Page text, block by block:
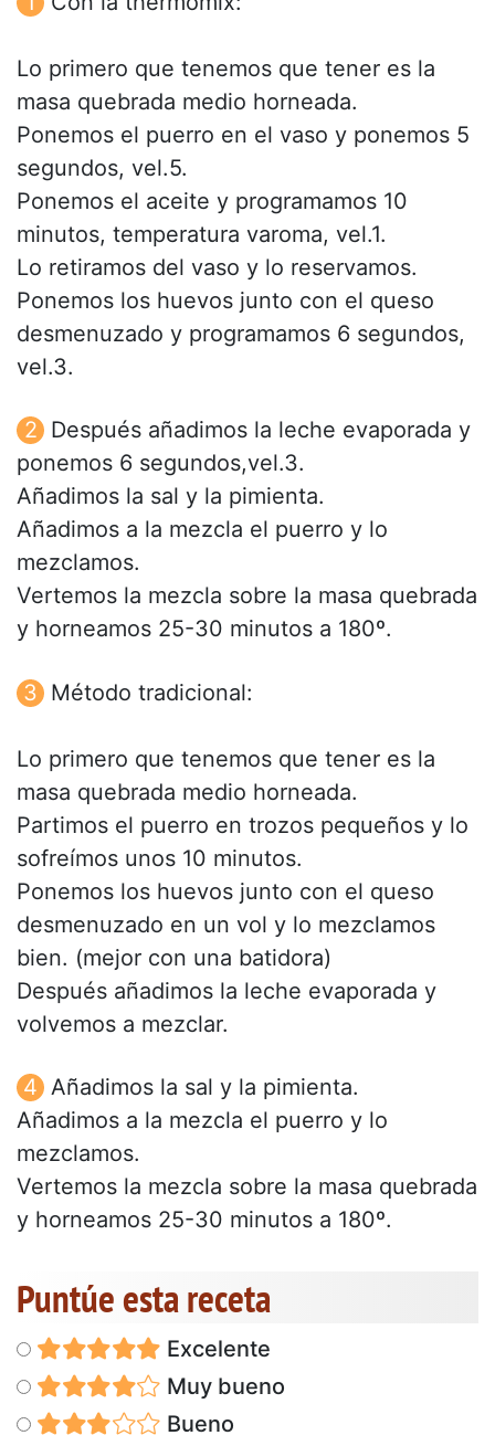
Lo primero que tenemos que tener es la
masa quebrada medio horneada.
Ponemos el puerro en el vaso y ponemos 5
segundos, vel.5.
Ponemos el aceite y programamos 10
minutos, temperatura varoma, vel.1.
Lo retiramos del vaso y lo reservamos.
Ponemos los huevos junto con el queso
desmenuzado y programamos 6 segundos,
vel.3.
Después añadimos la leche evaporada y
ponemos 6 segundos,vel.3.
Añadimos la sal y la pimienta.
Añadimos a la mezcla el puerro y lo
mezclamos.
Vertemos la mezcla sobre la masa quebrada
y horneamos 25-30 minutos a 180º.
Método tradicional:
Lo primero que tenemos que tener es la
masa quebrada medio horneada.
Partimos el puerro en trozos pequeños y lo
sofreímos unos 10 minutos.
Ponemos los huevos junto con el queso
desmenuzado en un vol y lo mezclamos
bien. (mejor con una batidora)
Después añadimos la leche evaporada y
volvemos a mezclar.
Añadimos la sal y la pimienta.
Añadimos a la mezcla el puerro y lo
mezclamos.
Vertemos la mezcla sobre la masa quebrada
y horneamos 25-30 minutos a 180º.
Puntúe esta receta
Excelente
Muy bueno
Bueno